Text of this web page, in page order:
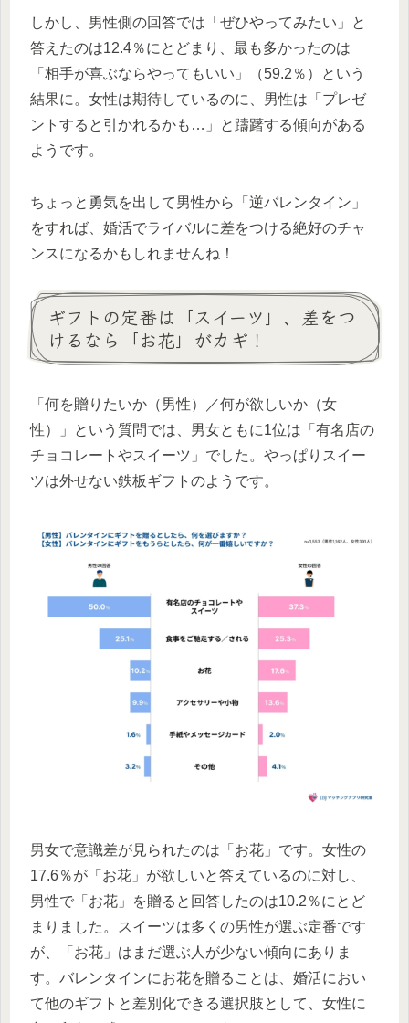
しかし、男性側の回答では「ぜひやってみたい」と
答えたのは12.4％にとどまり、最も多かったのは
「相手が喜ぶならやってもいい」（59.2％）という
結果に。女性は期待しているのに、男性は「プレゼ
ントすると引かれるかも…」と躊躇する傾向がある
ようです。
ちょっと勇気を出して男性から「逆バレンタイン」
をすれば、婚活でライバルに差をつける絶好のチャ
ンスになるかもしれませんね！
ギフトの定番は「スイーツ」、差をつ
けるなら「お花」がカギ！
「何を贈りたいか（男性）／何が欲しいか（女
性）」という質問では、男女ともに1位は「有名店の
チョコレートやスイーツ」でした。やっぱりスイー
ツは外せない鉄板ギフトのようです。
男女で意識差が見られたのは「お花」です。女性の
17.6％が「お花」が欲しいと答えているのに対し、
男性で「お花」を贈ると回答したのは10.2％にとど
まりました。スイーツは多くの男性が選ぶ定番です
が、「お花」はまだ選ぶ人が少ない傾向にありま
す。バレンタインにお花を贈ることは、婚活におい
て他のギフトと差別化できる選択肢として、女性に